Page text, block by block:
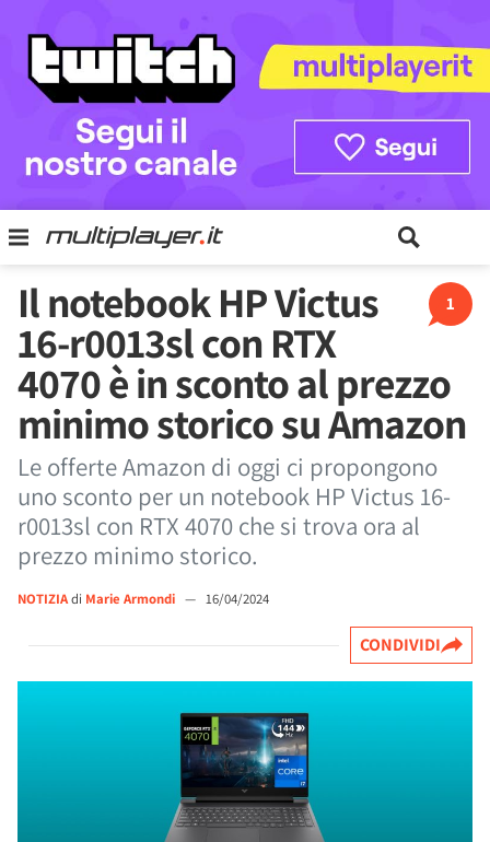
1
Il notebook HP Victus
16-r0013sl con RTX
4070 è in sconto al prezzo
minimo storico su Amazon
Le offerte Amazon di oggi ci propongono
uno sconto per un notebook HP Victus 16-
r0013sl con RTX 4070 che si trova ora al
prezzo minimo storico.
NOTIZIAdi Marie Armondi — 16/04/2024
CONDIVIDI